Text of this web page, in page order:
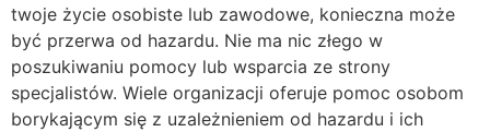
twoje życie osobiste lub zawodowe, konieczna może
być przerwa od hazardu. Nie ma nic złego w
poszukiwaniu pomocy lub wsparcia ze strony
specjalistów. Wiele organizacji oferuje pomoc osobom
borykającym się z uzależnieniem od hazardu i ich